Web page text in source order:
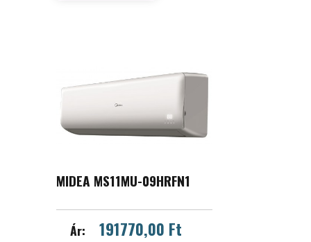
MIDEA MS11MU-09HRFN1
Ár: 191770,00 Ft